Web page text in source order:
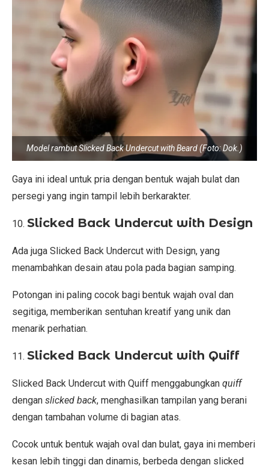
Model rambut Slicked Back Undercut with Beard (Foto: Dok.)
Gaya ini ideal untuk pria dengan bentuk wajah bulat dan
persegi yang ingin tampil lebih berkarakter.
Slicked Back Undercut with Design
Ada juga Slicked Back Undercut with Design, yang
menambahkan desain atau pola pada bagian samping.
Potongan ini paling cocok bagi bentuk wajah oval dan
segitiga, memberikan sentuhan kreatif yang unik dan
menarik perhatian.
Slicked Back Undercut with Quiff
Slicked Back Undercut with Quiff menggabungkan quiff
dengan slicked back, menghasilkan tampilan yang berani
dengan tambahan volume di bagian atas.
Cocok untuk bentuk wajah oval dan bulat, gaya ini memberi
kesan lebih tinggi dan dinamis, berbeda dengan slicked